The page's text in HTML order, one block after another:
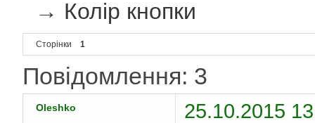
→ Колір кнопки
Сторінки 1
Повідомлення: 3
Oleshko
25.10.2015